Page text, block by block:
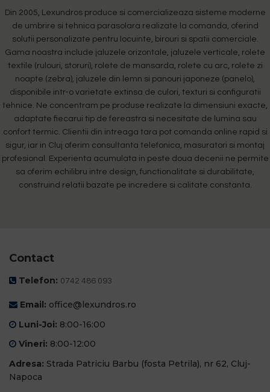
Din 2005, Lexundros produce si comercializeaza sisteme moderne
de umbrire si tehnica parasolara realizate la comanda, oferind
solutii personalizate pentru locuinte, birouri si spatii comerciale.
Gama noastra include jaluzele orizontale, jaluzele verticale, rolete
textile (rulouri, storuri), rolete de mansarda, rolete cu arc, rolete zi
noapte (zebra), jaluzele din lemn si panouri japoneze (panelo),
disponibile intr-o varietate extinsa de culori, texturi si configuratii
tehnice. Ne concentram pe produse realizate la dimensiuni exacte,
adaptate fiecarui tip de fereastra si necesitate de lumina sau
confort termic. Clientii din intreaga tara pot comanda online rapid si
sigur, iar in Cluj oferim consultanta telefonica, masuratori si montaj
profesional. Experienta acumulata in peste doua decenii ne permite
sa oferim echilibru intre design, functionalitate si durabilitate,
construind relatii bazate pe incredere si calitate constanta.
Contact
Telefon: 0742 486 093
Email: office@lexundros.ro
Luni-Joi: 8:00-16:00
Vineri: 8:00-12:00
Adresa: Strada Patriciu Barbu (fosta Petrila), nr 62, Cluj-
Napoca